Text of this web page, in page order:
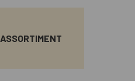
ASSORTIMENT